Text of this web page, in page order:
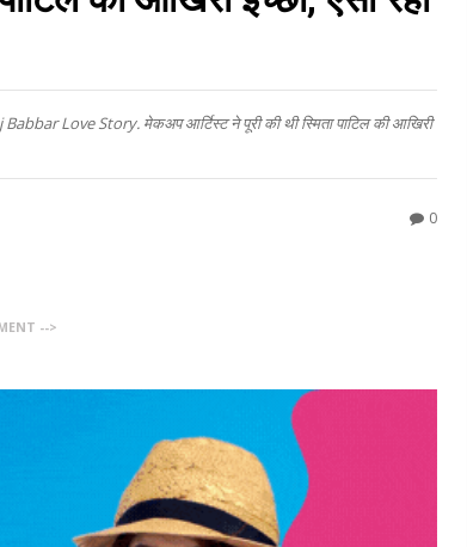
Love Story. मेकअप आर्टिस्ट ने पूरी की थी स्मिता पाटिल की आखिरी
0
-->